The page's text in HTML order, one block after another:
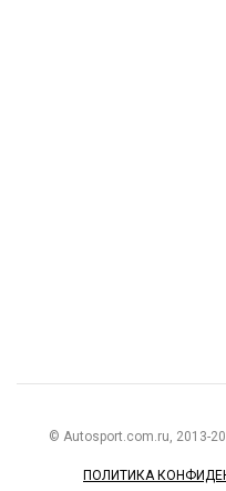
© Autosport.com.ru, 2013-
ПОЛИТИКА